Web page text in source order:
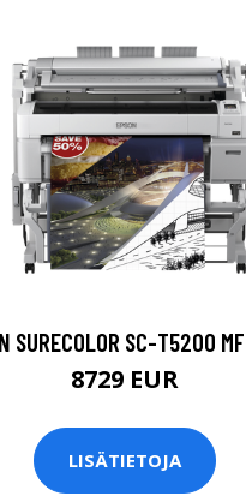
SURECOLOR SC-T5200
8729 EUR
LISÄTIETOJA